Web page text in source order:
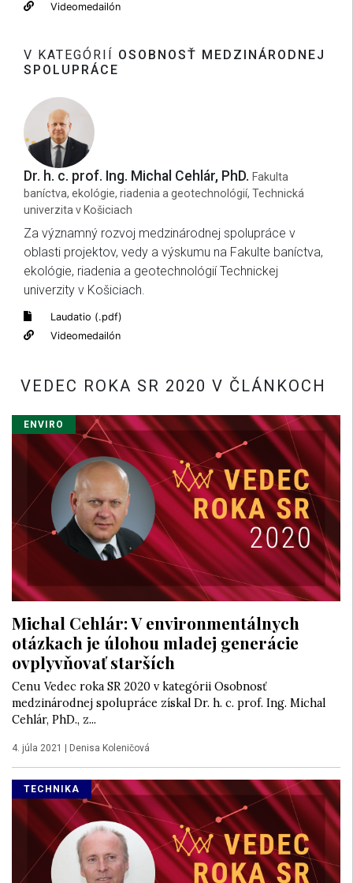
Videomedailón
V KATEGÓRIÍ OSOBNOSŤ MEDZINÁRODNEJ
SPOLUPRÁCE
Dr. h. c. prof. Ing. Michal Cehlár, PhD. Fakulta
baníctva, ekológie, riadenia a geotechnológií, Technická
univerzita v Košiciach
Za významný rozvoj medzinárodnej spolupráce v
oblasti projektov, vedy a výskumu na Fakulte baníctva,
ekológie, riadenia a geotechnológií Technickej
univerzity v Košiciach.
Laudatio (.pdf)
Videomedailón
VEDEC ROKA SR 2020 V ČLÁNKOCH
ENVIRO
Michal Cehlár: V environmentálnych
otázkach je úlohou mladej generácie
ovplyvňovať starších
Cenu Vedec roka SR 2020 v kategórii Osobnosť
medzinárodnej spolupráce získal Dr. h. c. prof. Ing. Michal
Cehlár, PhD., z...
4. júla 2021 Denisa Koleničová
TECHNIKA